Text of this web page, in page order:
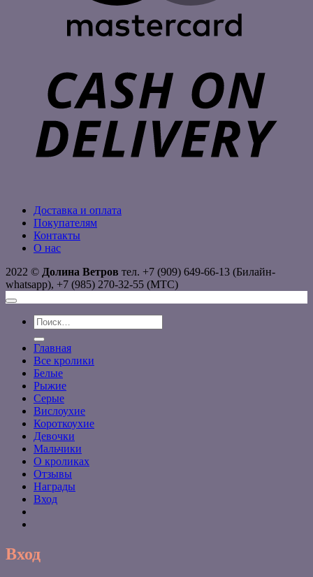
Доставка и оплата
Покупателям
Контакты
О нас
2022 © Долина Ветров тел. +7 (909) 649-66-13 (Билайн-
whatsapp), +7 (985) 270-32-55 (МТС)
Искать:
Главная
Все кролики
Белые
Рыжие
Серые
Вислоухие
Короткоухие
Девочки
Мальчики
О кроликах
Отзывы
Награды
Вход
Вход